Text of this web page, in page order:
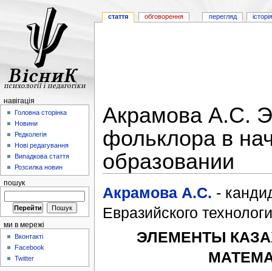
Акрамова А.С.
фольклора в
образовании
Акрамова А.С. -
Евразийского
ЭЛЕМЕНТЫ
стаття обговорення перегляд
навігація
Головна сторінка
Новини
Редколегія
Нові редагування
Випадкова стаття
Розсилка новин
пошук
ми в мережі
Вконтакті
Facebook
Twitter